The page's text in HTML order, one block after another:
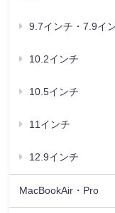
9.7インチ・7.9イ
10.2インチ
10.5インチ
11インチ
12.9インチ
MacBookAir・Pro